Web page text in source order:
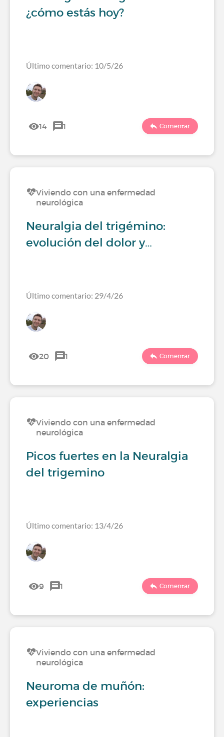
¿cómo estás hoy?
Último comentario: 10/5/26
14 1 Comentar
Viviendo con una enfermedad
neurológica
Neuralgia del trigémino:
evolución del dolor y…
Último comentario: 29/4/26
20 1 Comentar
Viviendo con una enfermedad
neurológica
Picos fuertes en la Neuralgia
del trigemino
Último comentario: 13/4/26
9 1 Comentar
Viviendo con una enfermedad
neurológica
Neuroma de muñón:
experiencias